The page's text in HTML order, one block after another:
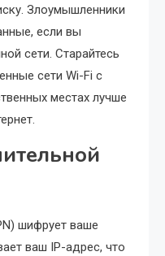
Злоумышленники
если вы
сети. Старайтесь
сети Wi-Fi с
местах лучше
шифрует ваше
ваш IP-адрес, что